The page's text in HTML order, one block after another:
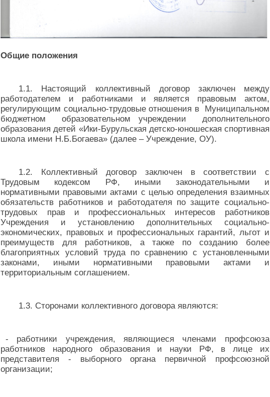
Общие положения
1.1. Настоящий коллективный договор заключен между
работодателем и работниками и является правовым актом,
регулирующим социально-трудовые отношения в Муниципальном
бюджетном образовательном учреждении дополнительного
образования детей «Ики-Бурульская детско-юношеская спортивная
школа имени Н.Б.Богаева» (далее – Учреждение, ОУ).
1.2. Коллективный договор заключен в соответствии с
Трудовым кодексом РФ, иными законодательными и
нормативными правовыми актами с целью определения взаимных
обязательств работников и работодателя по защите социально-
трудовых прав и профессиональных интересов работников
Учреждения и установлению дополнительных социально-
экономических, правовых и профессиональных гарантий, льгот и
преимуществ для работников, а также по созданию более
благоприятных условий труда по сравнению с установленными
законами, иными нормативными правовыми актами и
территориальным соглашением.
1.3. Сторонами коллективного договора являются:
- работники учреждения, являющиеся членами профсоюза
работников народного образования и науки РФ, в лице их
представителя - выборного органа первичной профсоюзной
организации;